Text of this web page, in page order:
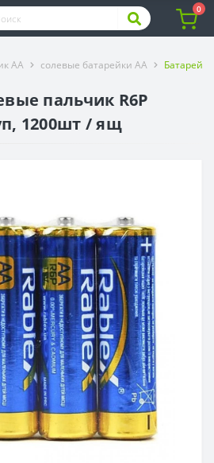
0
АА солевые батарейки АА
пальчик R6Р
1200шт / ящ